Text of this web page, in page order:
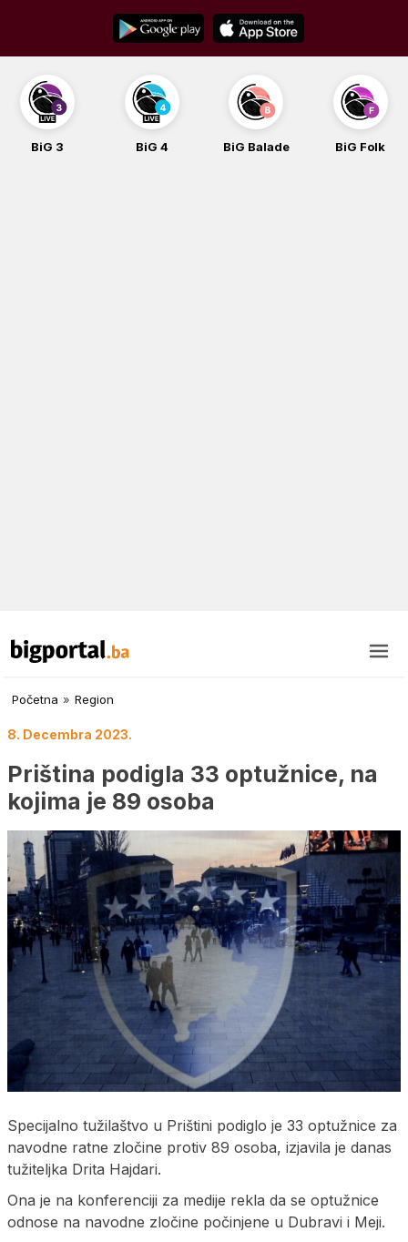
content
BiG 3 BiG 4 BiG Balade BiG Folk
Početna » Region
8. Decembra 2023.
Priština podigla 33 optužnice, na
kojima je 89 osoba
Specijalno tužilaštvo u Prištini podiglo je 33 optužnice za
navodne ratne zločine protiv 89 osoba, izjavila je danas
tužiteljka Drita Hajdari.
Ona je na konferenciji za medije rekla da se optužnice
odnose na navodne zločine počinjene u Dubravi i Meji.